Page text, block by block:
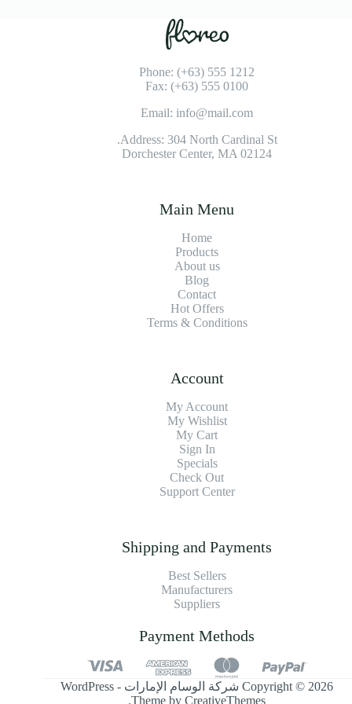
Phone: (+63) 555 1212
Fax: (+63) 555 0100
Email: info@mail.com
Address: 304 North Cardinal St.
Dorchester Center, MA 02124
Main Menu
Home
Products
About us
Blog
Contact
Hot Offers
Terms & Conditions
Account
My Account
My Wishlist
My Cart
Sign In
Specials
Check Out
Support Center
Shipping and Payments
Best Sellers
Manufacturers
Suppliers
Payment Methods
Copyright © 2026 شركة الوسام الإمارات - WordPress
Theme byCreativeThemes
.